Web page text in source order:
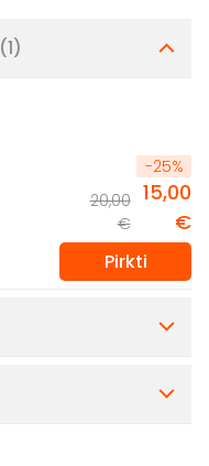
(1)
-25%
20,00
€
15,00
€
Pirkti